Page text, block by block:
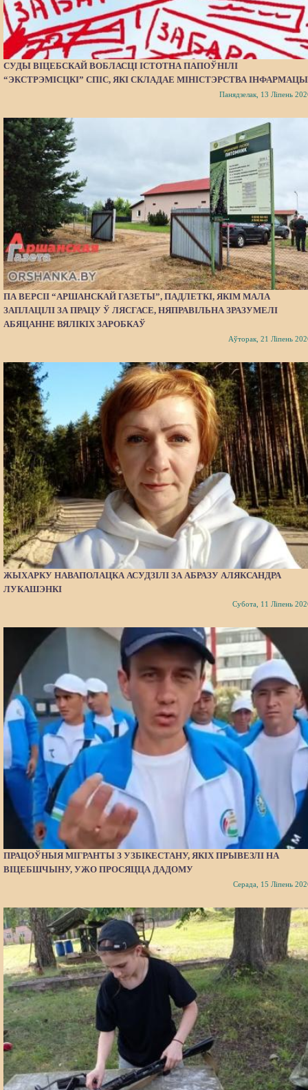
СУДЫ ВІЦЕБСКАЙ ВОБЛАСЦІ ІСТОТНА ПАПОЎНІЛІ
“ЭКСТРЭМІСЦКІ” СПІС, ЯКІ СКЛАДАЕ МІНІСТЭРСТВА
Панядзелак, 13 Ліпень
ПА ВЕРСІІ “АРШАНСКАЙ ГАЗЕТЫ”, ПАДЛЕТКІ, ЯКІМ МАЛА
ЗАПЛАЦІЛІ ЗА ПРАЦУ Ў ЛЯСГАСЕ, НЯПРАВІЛЬНА ЗРАЗУМЕЛІ
АБЯЦАННЕ ВЯЛІКІХ ЗАРОБКАЎ
Аўторак, 21 Ліпень
ЖЫХАРКУ НАВАПОЛАЦКА АСУДЗІЛІ ЗА АБРАЗУ АЛЯКСАНДРА
ЛУКАШЭНКІ
Субота, 11 Ліпень
ПРАЦОЎНЫЯ МІГРАНТЫ З УЗБІКЕСТАНУ, ЯКІХ ПРЫВЕЗЛІ НА
ВІЦЕБШЧЫНУ, УЖО ПРОСЯЦЦА ДАДОМУ
Серада, 15 Ліпень